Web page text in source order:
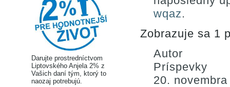
Darujte prostredníctvom
Liptovského Anjela 2% z
Vašich daní tým, ktorý to
naozaj potrebujú.
wqaz.
Zobrazuje sa 1
Autor
Príspevky
20.